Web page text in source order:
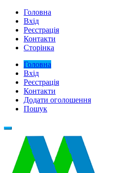
Головна
Вхід
Реєстрація
Контакти
Сторінка
Головна
Вхід
Реєстрація
Контакти
Додати оголошення
Пошук